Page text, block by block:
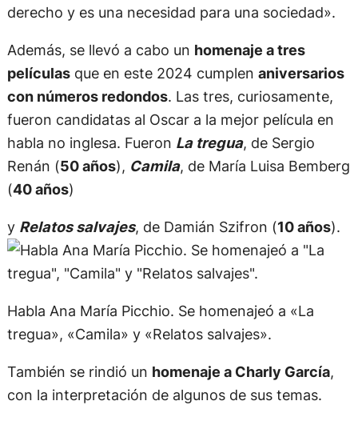
derecho y es una necesidad para una sociedad».
Además, se llevó a cabo un homenaje a tres
películasque en este 2024 cumplen aniversarios
con números redondos. Las tres, curiosamente,
fueron candidatas al Oscar a la mejor película en
habla no inglesa. Fueron La tregua, de Sergio
Renán (50 años), Camila, de María Luisa Bemberg
(40 años)
y Relatos salvajes, de Damián Szifron (10 años).
Habla Ana María Picchio. Se homenajeó a «La
tregua», «Camila» y «Relatos salvajes».
También se rindió un homenaje a Charly García,
con la interpretación de algunos de sus temas.